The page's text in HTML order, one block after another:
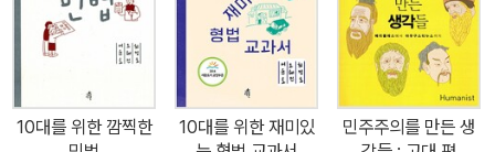
의는 오해에 머물기 쉽다. 그렇다고 방대할 뿐만 아니라 어려운 고전
을 다 읽기도 쉽지 않다. 이런 문제에 착안하여 현직 교사가 대표적인
정치 사상가의 저작에서 가장 핵심이 되는 부분을 발췌해서 엮었다.
교과서에서 차용한 개념의 전후 맥락이 생생하게 살아 있기에, 고전
을 읽는 맛과 더불어 민주주의의 흐름을 꿰는 재미를 느낄 수 있다. 고
10대를 위한 깜찍한
10대를 위한 재미있
민주주의를 만든 생